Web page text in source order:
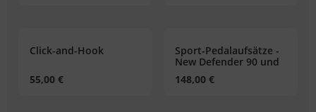
Click-and-Hook
55,00 €
Sport-Pedalaufsätze -
New Defender 90 und
148,00 €